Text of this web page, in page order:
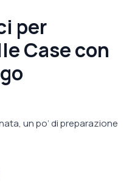
per
Case con
un po’ di preparazione